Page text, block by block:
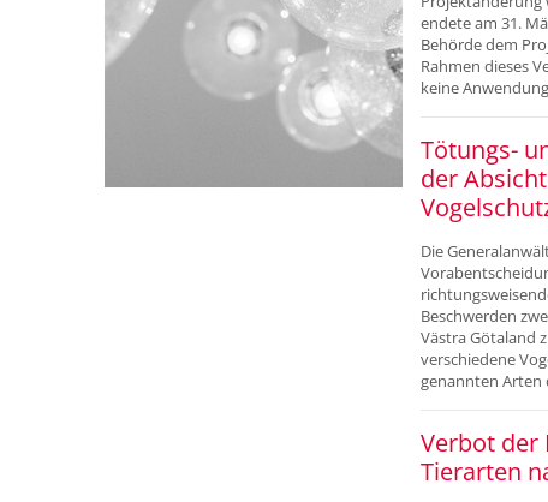
endete am 31.
Behörde dem
Rahmen dieses
keine
Tötungs-
der
Die
Beschwerden
Västra Götaland
verschiedene
genannten Arten
Verbot der
Tierarten